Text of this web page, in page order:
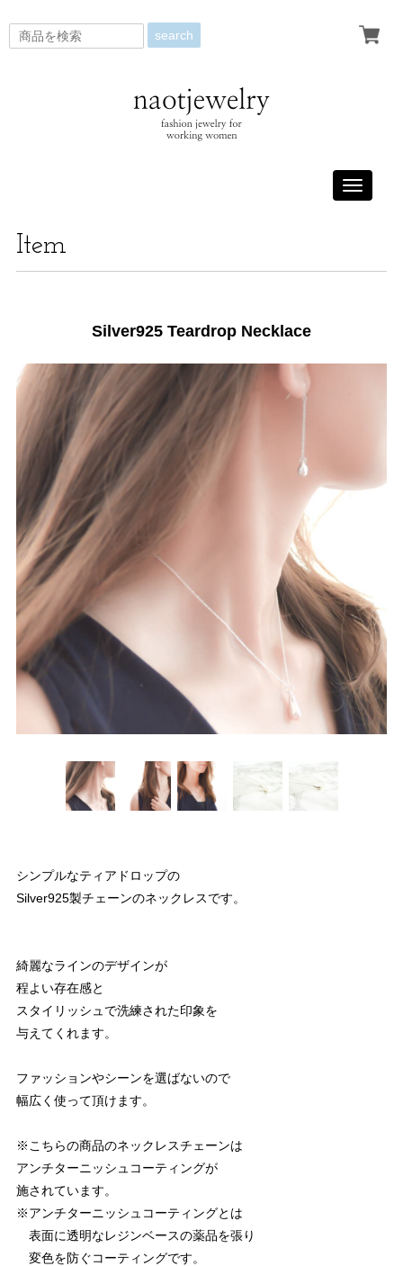
search
Toggle
Item
Silver925 Teardrop Necklace
シンプルなティアドロップの
Silver925製チェーンのネックレスです。
綺麗なラインのデザインが
程よい存在感と
スタイリッシュで洗練された印象を
与えてくれます。
ファッションやシーンを選ばないので
幅広く使って頂けます。
※こちらの商品のネックレスチェーンは
アンチターニッシュコーティングが
施されています。
※アンチターニッシュコーティングとは
表面に透明なレジンベースの薬品を張り
変色を防ぐコーティングです。